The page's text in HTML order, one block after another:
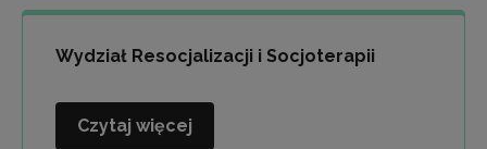
Doskonalenia
Wydział Resocjalizacji i Socjoterapii
Wydział
Czytaj więcej